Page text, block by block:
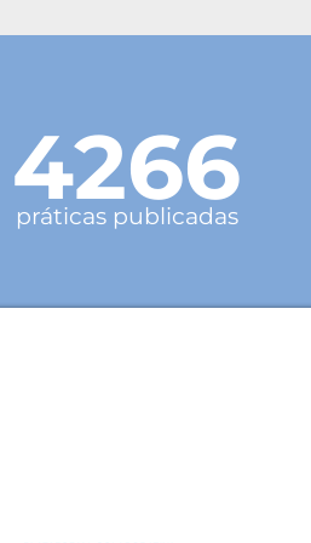
4266
práticas publicadas